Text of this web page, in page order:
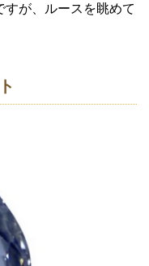
が、ルースを眺めて